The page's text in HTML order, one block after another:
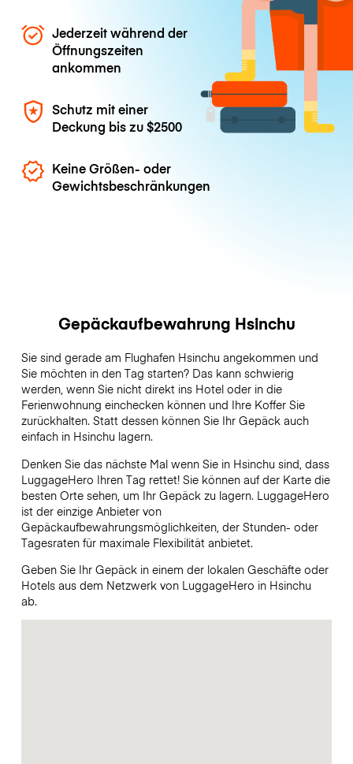
Jederzeit während der
Öffnungszeiten
ankommen
Schutz mit einer
Deckung bis zu$2500
Keine Größen- oder
Gewichtsbeschränkungen
Gepäckaufbewahrung Hsinchu
Sie sind gerade am Flughafen Hsinchu angekommen und
Sie möchten in den Tag starten? Das kann schwierig
werden, wenn Sie nicht direkt ins Hotel oder in die
Ferienwohnung einchecken können und Ihre Koffer Sie
zurückhalten. Statt dessen können Sie Ihr Gepäck auch
einfach in Hsinchu lagern.
Denken Sie das nächste Mal wenn Sie in Hsinchu sind, dass
LuggageHero Ihren Tag rettet! Sie können auf der Karte die
besten Orte sehen, um Ihr Gepäck zu lagern. LuggageHero
ist der einzige Anbieter von
Gepäckaufbewahrungsmöglichkeiten, der Stunden- oder
Tagesraten für maximale Flexibilität anbietet.
Geben Sie Ihr Gepäck in einem der lokalen Geschäfte oder
Hotels aus dem Netzwerk von LuggageHero in Hsinchu
ab.